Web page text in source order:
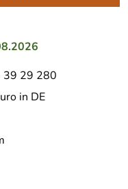
39 29 280
in DE